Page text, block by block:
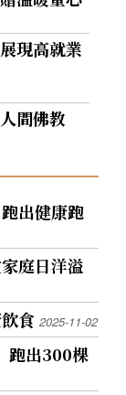
現高就業
間佛教
出健康跑
庭日洋溢
食2025-11-02
跑出300棵